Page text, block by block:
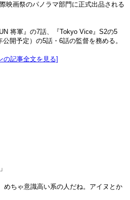
映画祭のパノラマ部門に正式出品される
将軍』の7話、『Tokyo Vice』S2の5
開予定）の5話・6話の監督を務める。
の記事全文を見る]
めちゃ意識高い系の人だね。アイヌとか